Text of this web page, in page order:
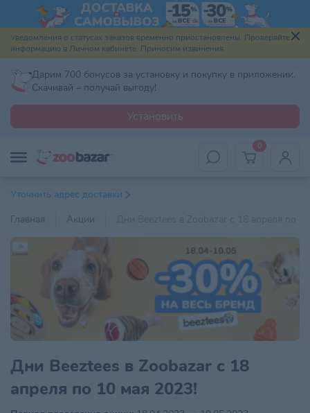
Уведомления о статусах заказов временно приостановлены. Проверяйте
информацию в Личном кабинете. Приносим извинения.
Дарим 700 бонусов за установку и покупку в приложении.
Скачивай – получай выгоду!
Установить
0
Уточнить адрес доставки
Главная
Акции
Дни Beeztees в Zoobazar с 18
апреля по 10 мая 2023!